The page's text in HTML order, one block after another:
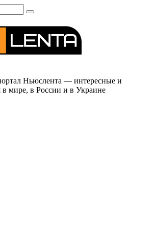
Ньюслента — интересные и
мире, в России и в Украине